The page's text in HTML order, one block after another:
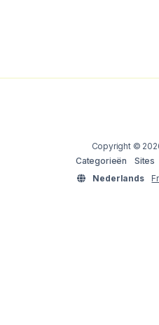
Copyright ©
Categorieën
Sites
Nederlands